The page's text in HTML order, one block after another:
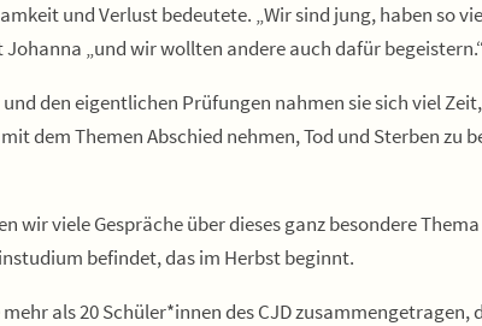
und Verlust bedeutete. „Wir sind jung, haben so
„und wir wollten andere auch dafür begeistern.“
den eigentlichen Prüfungen nahmen sie sich viel
dem Themen Abschied nehmen, Tod und Sterben zu
viele Gespräche über dieses ganz besondere
befindet, das im Herbst beginnt.
als 20 Schüler*innen des CJD